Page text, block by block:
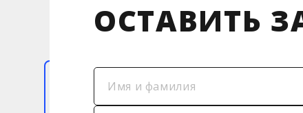
ОСТАВИТЬ
Имя и фамилия